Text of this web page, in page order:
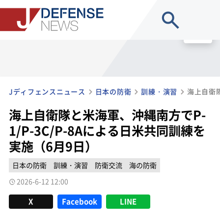
Jディフェンスニュース 日本の防衛 訓練・演習
海上自衛隊と米海軍、沖縄南方でP-
1/P-3C/P-8Aによる日米共同訓練を
実施（6月9日）
日本の防衛 訓練・演習 防衛交流
海の防衛
2026-6-12 12:00
X Facebook LINE